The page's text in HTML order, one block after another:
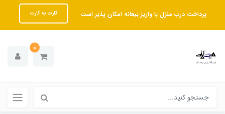
پرداخت درب منزل با واریز بیعانه امکان پذیر است کارت به کارت
0